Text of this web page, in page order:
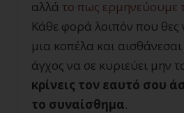
αλλά το πως ερμηνεύουμε
Κάθε φορά λοιπόν που θες
μια κοπέλα και
άγχος να σε κυριεύει μην
κρίνεις τον εαυτό σου
το συναίσθημα.